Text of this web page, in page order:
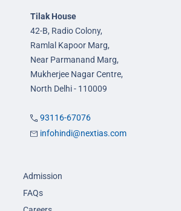
Tilak House
42-B, Radio Colony,
Ramlal Kapoor Marg,
Near Parmanand Marg,
Mukherjee Nagar Centre,
North Delhi - 110009
93116-67076
infohindi@nextias.com
Admission
FAQs